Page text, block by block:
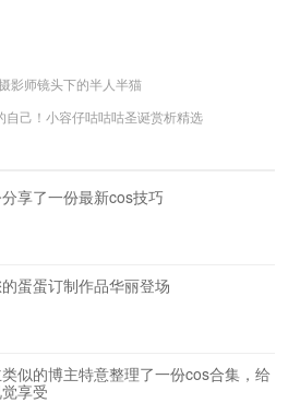
影师镜头下的半人半猫
自己！小容仔咕咕咕圣诞赏析精选
享了一份最新cos技巧
蛋蛋订制作品华丽登场
似的博主特意整理了一份cos合集，给
享受